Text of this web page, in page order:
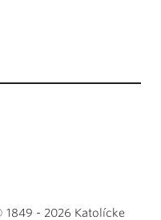
- 2026 Katolícke